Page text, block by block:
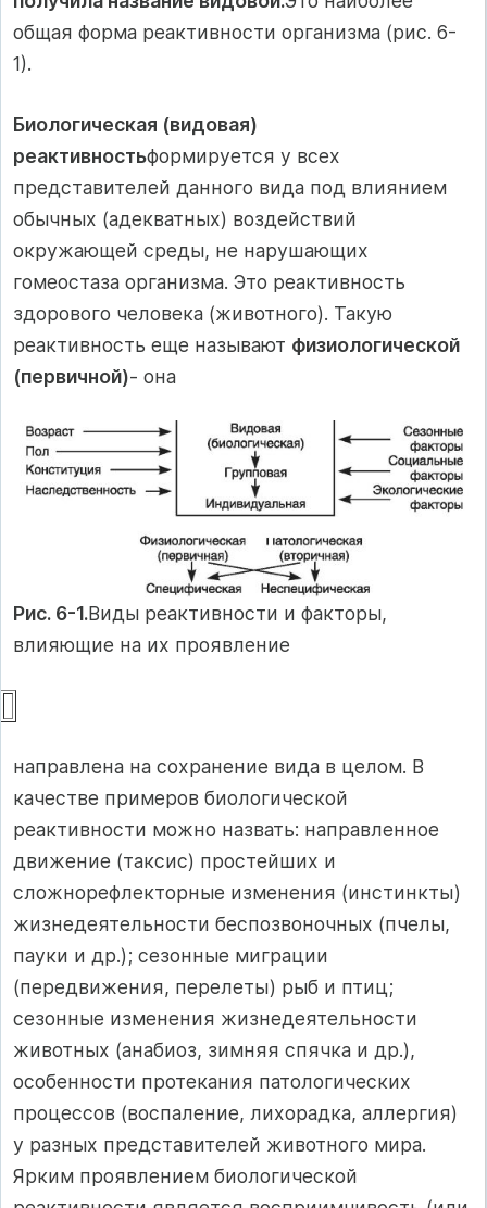
общая форма реактивности организма (рис. 6-
1).
Биологическая (видовая)
реактивностьформируется у всех
представителей данного вида под влиянием
обычных (адекватных) воздействий
окружающей среды, не нарушающих
гомеостаза организма. Это реактивность
здорового человека (животного). Такую
реактивность еще называют физиологической
(первичной)- она
Рис. 6-1.Виды реактивности и факторы,
влияющие на их проявление
направлена на сохранение вида в целом. В
качестве примеров биологической
реактивности можно назвать: направленное
движение (таксис) простейших и
сложнорефлекторные изменения (инстинкты)
жизнедеятельности беспозвоночных (пчелы,
пауки и др.); сезонные миграции
(передвижения, перелеты) рыб и птиц;
сезонные изменения жизнедеятельности
животных (анабиоз, зимняя спячка и др.),
особенности протекания патологических
процессов (воспаление, лихорадка, аллергия)
у разных представителей животного мира.
Ярким проявлением биологической